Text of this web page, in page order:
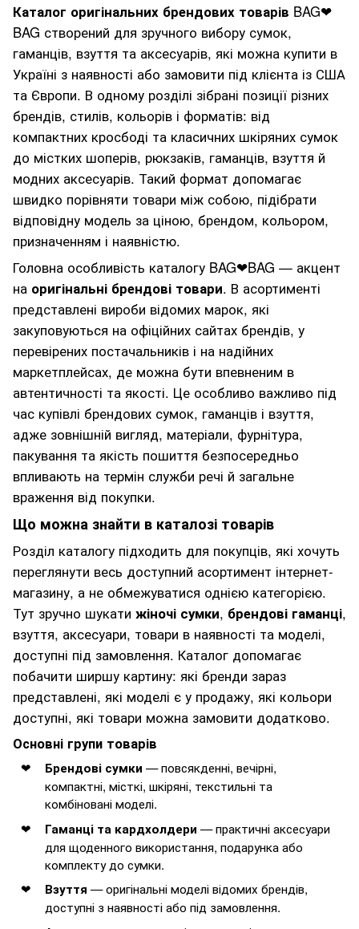
Каталог оригінальних брендових товарів BAG❤
BAG створений для зручного вибору сумок,
гаманців, взуття та аксесуарів, які можна купити в
Україні з наявності або замовити під клієнта із США
та Європи. В одному розділі зібрані позиції різних
брендів, стилів, кольорів і форматів: від
компактних кросбоді та класичних шкіряних сумок
до містких шоперів, рюкзаків, гаманців, взуття й
модних аксесуарів. Такий формат допомагає
швидко порівняти товари між собою, підібрати
відповідну модель за ціною, брендом, кольором,
призначенням і наявністю.
Головна особливість каталогу BAG❤BAG — акцент
на оригінальні брендові товари. В асортименті
представлені вироби відомих марок, які
закуповуються на офіційних сайтах брендів, у
перевірених постачальників і на надійних
маркетплейсах, де можна бути впевненим в
автентичності та якості. Це особливо важливо під
час купівлі брендових сумок, гаманців і взуття,
адже зовнішній вигляд, матеріали, фурнітура,
пакування та якість пошиття безпосередньо
впливають на термін служби речі й загальне
враження від покупки.
Що можна знайти в каталозі товарів
Розділ каталогу підходить для покупців, які хочуть
переглянути весь доступний асортимент інтернет-
магазину, а не обмежуватися однією категорією.
Тут зручно шукати жіночі сумки, брендові гаманці,
взуття, аксесуари, товари в наявності та моделі,
доступні під замовлення. Каталог допомагає
побачити ширшу картину: які бренди зараз
представлені, які моделі є у продажу, які кольори
доступні, які товари можна замовити додатково.
Основні групи товарів
Брендові сумки — повсякденні, вечірні,
компактні, місткі, шкіряні, текстильні та
комбіновані моделі.
Гаманці та кардхолдери — практичні аксесуари
для щоденного використання, подарунка або
комплекту до сумки.
Взуття — оригінальні моделі відомих брендів,
доступні з наявності або під замовлення.